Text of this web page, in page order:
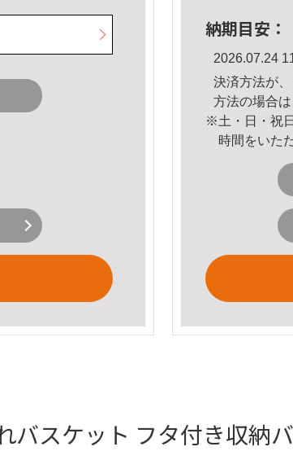
納期目安：
2026.07.24
決済方法が
方法の場合は
※土・日・祝
時間をいた
スケット フタ付き収納